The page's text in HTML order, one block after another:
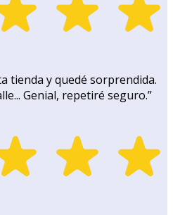
tienda y quedé sorprendida.
Genial, repetiré seguro.”